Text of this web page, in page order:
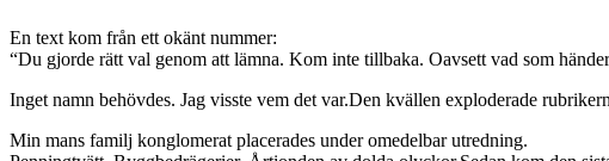
En text kom från ett okänt nummer:
“Du gjorde rätt val genom att lämna. Kom inte tillbaka. Oavsett vad som
Inget namn behövdes. Jag visste vem det var.Den kvällen exploderade
Min mans familj konglomerat placerades under omedelbar utredning.